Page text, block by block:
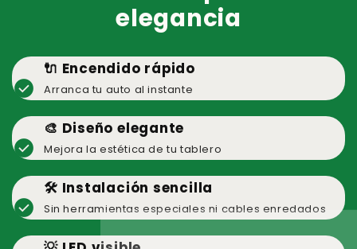
elegancia
check_circle
🔌 Encendido rápido
Arranca tu auto al instante
check_circle
🎨 Diseño elegante
Mejora la estética de tu tablero
check_circle
🛠️ Instalación sencilla
Sin herramientas especiales ni cables enredados